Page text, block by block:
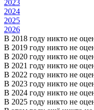
2023
2024
2025
2026
В 2018 году никто не
В 2019 году никто не
В 2020 году никто не
В 2021 году никто не
В 2022 году никто не
В 2023 году никто не
В 2024 году никто не
В 2025 году никто не